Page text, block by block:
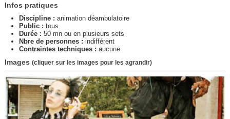
Infos pratiques
Discipline : animation déambulatoire
Public : tous
Durée : 50 mn ou en plusieurs sets
Nbre de personnes : indifférent
Contraintes techniques : aucune
Images (cliquer sur les images pour les agrandir)